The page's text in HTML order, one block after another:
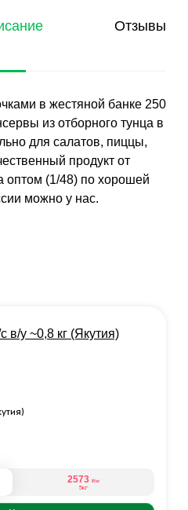
Отзывы
в жестяной банке 250
из отборного тунца в
для салатов, пиццы,
продукт от
оптом (1/48) по хорошей
можно у нас.
с в/у ~0,8 кг (Якутия)
2573 ₽/кг
5кг